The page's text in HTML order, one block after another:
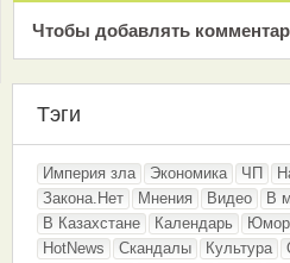
Чтобы добавлять
Тэги
Империя зла Экономика ЧП
Закона.Нет
Мнения Видео В
В Казахстане
Календарь Юмор
HotNews
Скандалы Культура